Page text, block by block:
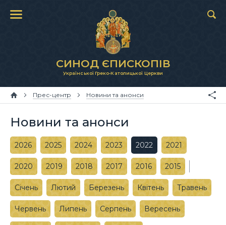
СИНОД ЄПИСКОПІВ
Української Греко-Католицької Церкви
Прес-центр Новини та анонси
Новини та анонси
2026 2025 2024 2023 2022 2021
2020 2019 2018 2017 2016 2015
Січень Лютий Березень Квітень Травень
Червень Липень Серпень Вересень